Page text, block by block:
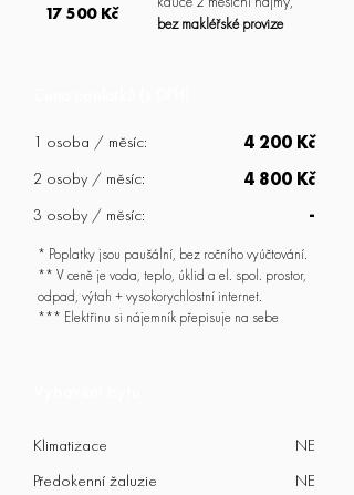
17 500 Kč
bez makléřské provize
1 osoba / měsíc:
2 osoby / měsíc:
3 osoby / měsíc:
4 200 Kč
4 800 Kč
-
* Poplatky jsou paušální, bez ročního vyúčtování.
** V ceně je voda, teplo, úklid a el. spol. prostor,
odpad, výtah + vysokorychlostní internet.
*** Elektřinu si nájemník přepisuje na sebe
Klimatizace
Předokenní žaluzie
NE
NE